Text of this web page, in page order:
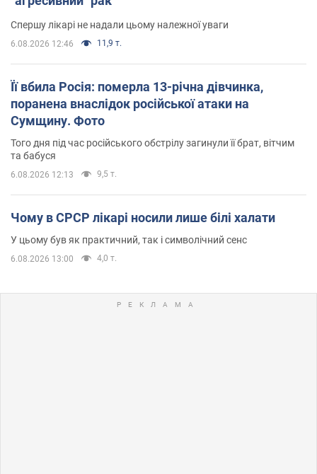
Спершу лікарі не надали цьому належної уваги
6.08.2026 12:46 11,9 т.
Її вбила Росія: померла 13-річна дівчинка,
поранена внаслідок російської атаки на
Сумщину. Фото
Того дня під час російського обстрілу загинули її брат, вітчим
та бабуся
6.08.2026 12:13 9,5 т.
Чому в СРСР лікарі носили лише білі халати
У цьому був як практичний, так і символічний сенс
6.08.2026 13:00 4,0 т.